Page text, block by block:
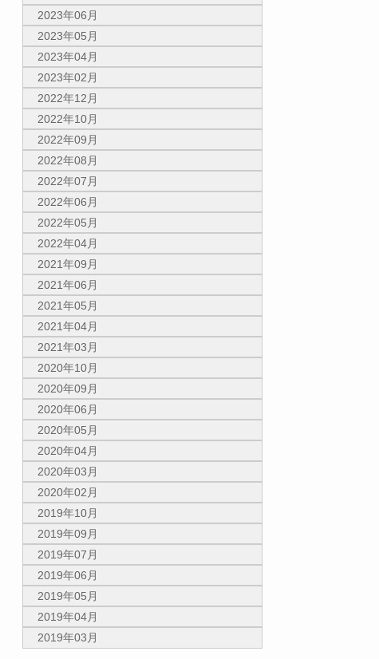
2023年06月
2023年05月
2023年04月
2023年02月
2022年12月
2022年10月
2022年09月
2022年08月
2022年07月
2022年06月
2022年05月
2022年04月
2021年09月
2021年06月
2021年05月
2021年04月
2021年03月
2020年10月
2020年09月
2020年06月
2020年05月
2020年04月
2020年03月
2020年02月
2019年10月
2019年09月
2019年07月
2019年06月
2019年05月
2019年04月
2019年03月